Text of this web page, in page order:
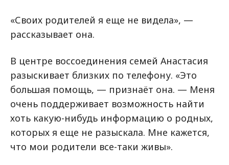
«Своих родителей я еще не видела», —
рассказывает она.
В центре воссоединения семей Анастасия
разыскивает близких по телефону. «Это
большая помощь, — признаёт она. — Меня
очень поддерживает возможность найти
хоть какую-нибудь информацию о родных,
которых я еще не разыскала. Мне кажется,
что мои родители все-таки живы».